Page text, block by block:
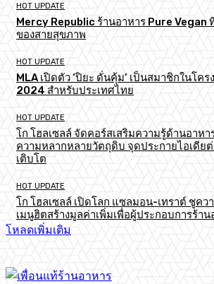
HOT UPDATE
Mercy Republic ร้านอาหาร Pure Vegan
ของสายสุขภาพ
HOT UPDATE
MLA เปิดตัว ‘ปิยะ ดั่นคุ้ม’ เป็นสมาชิกในโค
2024 สำหรับประเทศไทย
HOT UPDATE
โก โฮลเซลล์ จัดคอร์สเสริมความรู้ด้านอาห
ความหลากหลายวัตถุดิบ จุดประกายไอเดีย
เติบโต
HOT UPDATE
โก โฮลเซลล์ เปิดโลก แซลมอน-เทราต์ ชูค
เมนูฮิตสร้างมูลค่าเพิ่มเพื่อผู้ประกอบการร้าน
โหลดเพิ่มเติม